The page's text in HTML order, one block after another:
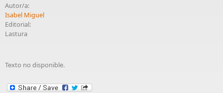
Autor/a:
Isabel Miguel
Editorial:
Lastura
Texto no disponible.